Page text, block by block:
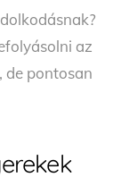
az
de pontosan